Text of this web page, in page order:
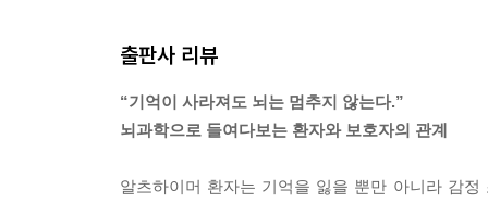
출판사 리뷰
“기억이 사라져도 뇌는 멈추지 않는다.”
뇌과학으로 들여다보는 환자와 보호자의 관계
알츠하이머 환자는 기억을 잃을 뿐만 아니라 감